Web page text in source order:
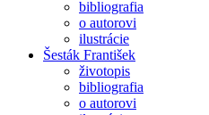
bibliografia
o autorovi
ilustrácie
Šesták František
životopis
bibliografia
o autorovi